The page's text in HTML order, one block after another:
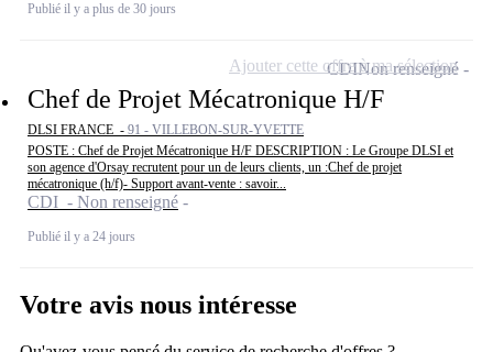
Publié il y a plus de 30 jours
Chef de Projet Mécatronique H/F
DLSI FRANCE - 91 - VILLEBON-SUR-YVETTE
POSTE : Chef de Projet Mécatronique H/F DESCRIPTION : Le Groupe DLSI et
son agence d'Orsay recrutent pour un de leurs clients, un :Chef de projet
mécatronique (h/f)- Support avant-vente : savoir...
CDI - Non renseigné
Publié il y a 24 jours
CDINon renseigné
Ajouter cette offre à ma sélection
Votre avis nous intéresse